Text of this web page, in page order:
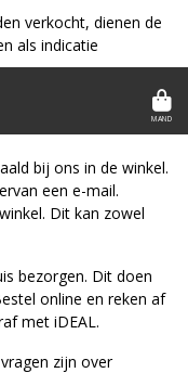
verkocht, dienen de
als indicatie
MAND
bij ons in de winkel.
een e-mail.
Dit kan zowel
bezorgen. Dit doen
online en reken af
met iDEAL.
zijn over